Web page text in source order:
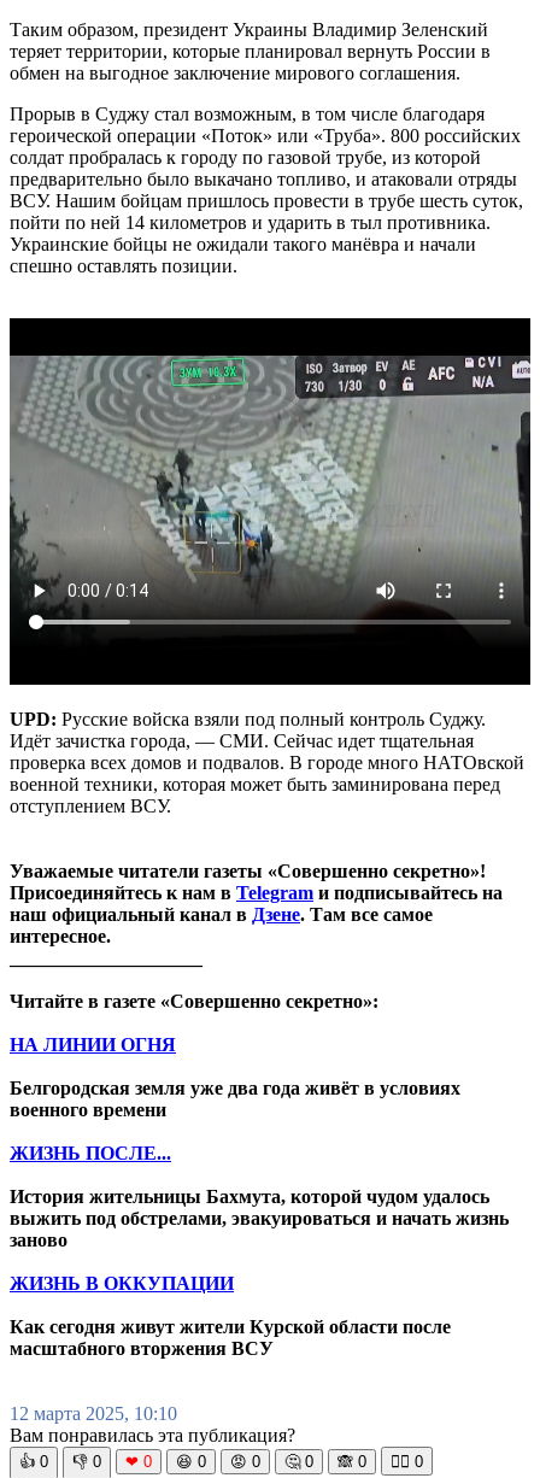
Таким образом, президент Украины Владимир Зеленский
теряет территории, которые планировал вернуть России в
обмен на выгодное заключение мирового соглашения.
Прорыв в Суджу стал возможным, в том числе благодаря
героической операции «Поток» или «Труба». 800 российских
солдат пробралась к городу по газовой трубе, из которой
предварительно было выкачано топливо, и атаковали отряды
ВСУ. Нашим бойцам пришлось провести в трубе шесть суток,
пойти по ней 14 километров и ударить в тыл противника.
Украинские бойцы не ожидали такого манёвра и начали
спешно оставлять позиции.
UPD: Русские войска взяли под полный контроль Суджу.
Идёт зачистка города, — СМИ. Сейчас идет тщательная
проверка всех домов и подвалов. В городе много НАТОвской
военной техники, которая может быть заминирована перед
отступлением ВСУ.
Уважаемые читатели газеты «Совершенно секретно»!
Присоединяйтесь к нам в Telegram и подписывайтесь на
наш официальный канал в Дзене. Там все самое
интересное.
Читайте в газете «Совершенно секретно»:
НА ЛИНИИ ОГНЯ
Белгородская земля уже два года живёт в условиях
военного времени
ЖИЗНЬ ПОСЛЕ...
История жительницы Бахмута, которой чудом удалось
выжить под обстрелами, эвакуироваться и начать жизнь
заново
ЖИЗНЬ В ОККУПАЦИИ
Как сегодня живут жители Курской области после
масштабного вторжения ВСУ
12 марта 2025, 10:10
Вам понравилась эта публикация?
👍 0 👎 0 ❤ 0 😆 0 😡 0 🤔 0 🙈 0 🧘‍♀️ 0